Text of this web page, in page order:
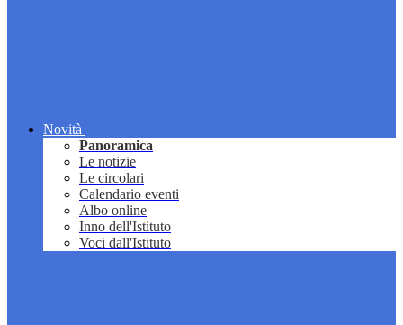
Novità
Panoramica
Le notizie
Le circolari
Calendario eventi
Albo online
Inno dell'Istituto
Voci dall'Istituto